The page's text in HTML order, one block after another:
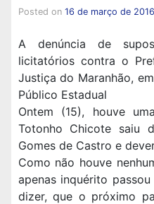
Posted on 16 de março de 2016
A denúncia de
licitatórios contra o
Justiça do Maranhão,
Público Estadual
Ontem (15), houve
Totonho Chicote saiu
Gomes de Castro e
Como não houve
apenas inquérito
dizer, que o próximo